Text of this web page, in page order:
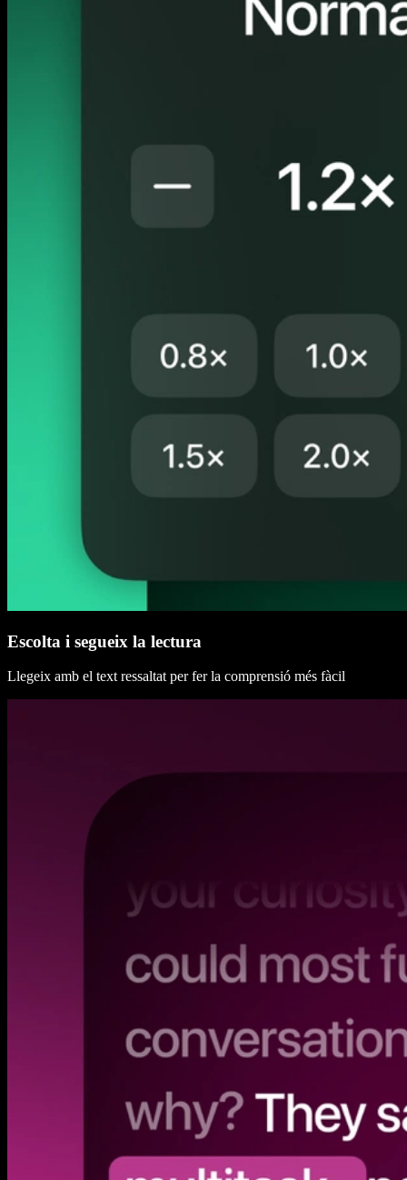
Escolta i segueix la lectura
Llegeix amb el text ressaltat per fer la comprensió més fàcil